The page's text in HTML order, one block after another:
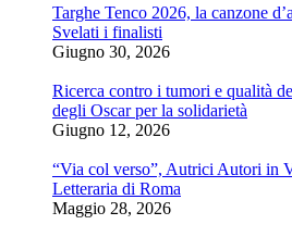
Targhe Tenco 2026, la canzone
Svelati i finalisti
Giugno 30, 2026
Ricerca contro i tumori e qualità
degli Oscar per la solidarietà
Giugno 12, 2026
“Via col verso”, Autrici Autori in
Letteraria di Roma
Maggio 28, 2026